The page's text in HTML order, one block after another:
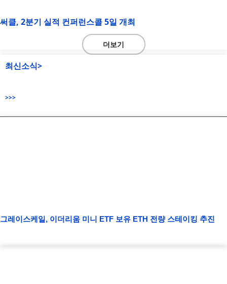
써클, 2분기 실적 컨퍼런스콜 5일 개최
더보기
최신소식>
>>>
그레이스케일, 이더리움 미니 ETF 보유 ETH 전량 스테이킹 추진